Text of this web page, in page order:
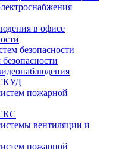
в офисе
безопасности
пожарной
вентиляции и
пожарной